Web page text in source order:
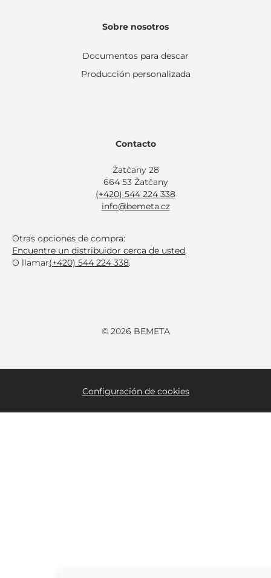
Sobre nosotros
Documentos para descar
Producción personalizada
Contacto
Žatčany 28
664 53 Žatčany
(+420) 544 224 338
info@bemeta.cz
Otras opciones de compra:
Encuentre un distribuidor cerca de usted.
O llamar(+420) 544 224 338.
© 2026 BEMETA
Configuración de cookies